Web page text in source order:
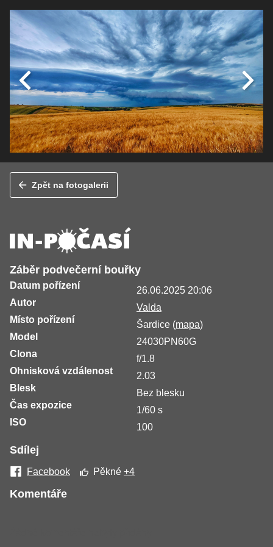
Zpět na fotogalerii
Záběr podvečerní bouřky
Datum pořízení
26.06.2025 20:06
Autor
Valda
Místo pořízení
Šardice (mapa)
Model
24030PN60G
Clona
f/1.8
Ohnisková vzdálenost
2.03
Blesk
Bez blesku
Čas expozice
1/60 s
ISO
100
Sdílej
Facebook Pěkné+4
Komentáře